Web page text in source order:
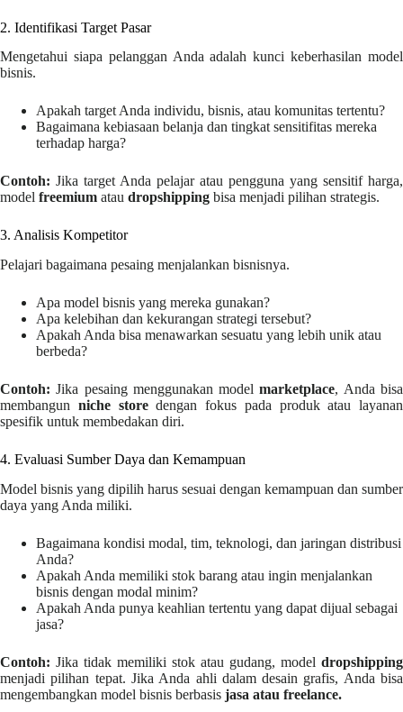
2. Identifikasi Target Pasar
Mengetahui siapa pelanggan Anda adalah kunci keberhasilan model
bisnis.
Apakah target Anda individu, bisnis, atau komunitas tertentu?
Bagaimana kebiasaan belanja dan tingkat sensitifitas mereka
terhadap harga?
Contoh: Jika target Anda pelajar atau pengguna yang sensitif harga,
model freemium atau dropshipping bisa menjadi pilihan strategis.
3. Analisis Kompetitor
Pelajari bagaimana pesaing menjalankan bisnisnya.
Apa model bisnis yang mereka gunakan?
Apa kelebihan dan kekurangan strategi tersebut?
Apakah Anda bisa menawarkan sesuatu yang lebih unik atau
berbeda?
Contoh: Jika pesaing menggunakan modelmarketplace, Anda bisa
membangun niche storedengan fokus pada produk atau layanan
spesifik untuk membedakan diri.
4. Evaluasi Sumber Daya dan Kemampuan
Model bisnis yang dipilih harus sesuai dengan kemampuan dan sumber
daya yang Anda miliki.
Bagaimana kondisi modal, tim, teknologi, dan jaringan distribusi
Anda?
Apakah Anda memiliki stok barang atau ingin menjalankan
bisnis dengan modal minim?
Apakah Anda punya keahlian tertentu yang dapat dijual sebagai
jasa?
Contoh: Jika tidak memiliki stok atau gudang, model dropshipping
menjadi pilihan tepat. Jika Anda ahli dalam desain grafis, Anda bisa
mengembangkan model bisnis berbasis jasa atau freelance.